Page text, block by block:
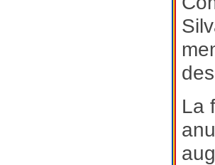
La